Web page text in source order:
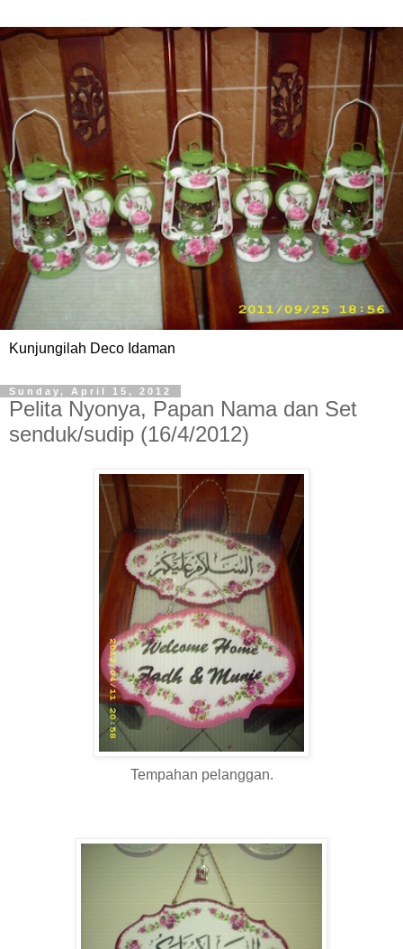
Kunjungilah Deco Idaman
Sunday, April 15, 2012
Pelita Nyonya, Papan Nama dan Set
senduk/sudip (16/4/2012)
Tempahan pelanggan.